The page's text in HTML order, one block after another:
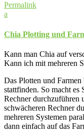
Permalink
a
Chia Plotting und
Kann man Chia auf
Kann ich mit mehreren
Das Plotten und Farmen
stattfinden. So macht es
Rechner durchzuführen
schwächeren Rechner
mehreren Systemen
dann einfach auf das